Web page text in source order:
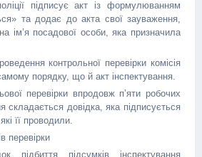
підписує акт із формулюванням
та додає до акта свої зауваження,
ім’я посадової особи, яка призначила
контрольної перевірки комісія
порядку, що й акт інспектування.
перевірки впродовж п’яти робочих
складається довідка, яка підписується
її проводили.
перевірки
підсумків інспектування